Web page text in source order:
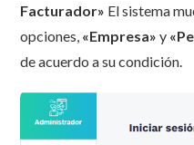
Facturador» El sistema
opciones, «Empresa» y
de acuerdo a su condición.